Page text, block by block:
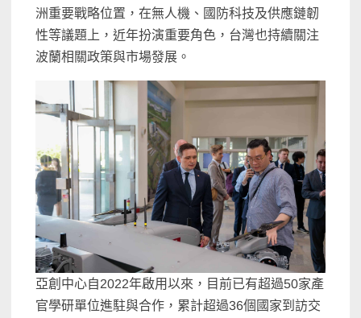
洲重要戰略位置，在無人機、國防科技及供應鏈韌
性等議題上，近年扮演重要角色，台灣也持續關注
波蘭相關政策與市場發展。
亞創中心自2022年啟用以來，目前已有超過50家產
官學研單位進駐與合作，累計超過36個國家到訪交